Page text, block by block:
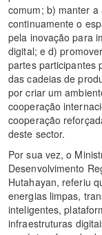
comum; b) manter
continuamente o
pela inovação para
digital; e d)
partes participantes
das cadeias de
por criar um
cooperação
cooperação
deste sector.
Por sua vez, o
Desenvolvimento
Hutahayan, referiu
energias limpas,
inteligentes,
infraestruturas